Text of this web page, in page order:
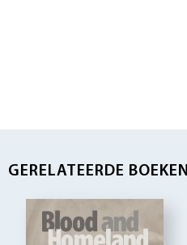
GERELATEERDE BOEKEN